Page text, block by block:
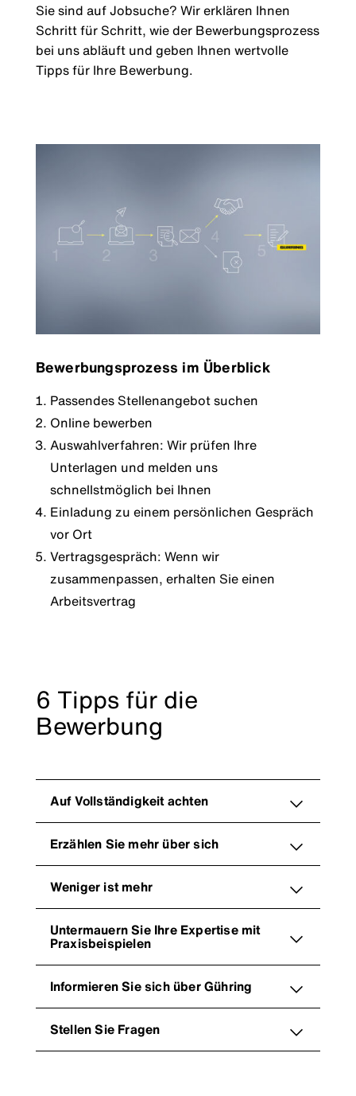
Sie sind auf Jobsuche? Wir erklären Ihnen
Schritt für Schritt, wie der Bewerbungsprozess
bei uns abläuft und geben Ihnen wertvolle
Tipps für Ihre Bewerbung.
Bewerbungsprozess im Überblick
Passendes Stellenangebot suchen
Online bewerben
Auswahlverfahren: Wir prüfen Ihre
Unterlagen und melden uns
schnellstmöglich bei Ihnen
Einladung zu einem persönlichen Gespräch
vor Ort
Vertragsgespräch: Wenn wir
zusammenpassen, erhalten Sie einen
Arbeitsvertrag
6 Tipps für die
Bewerbung
Auf Vollständigkeit achten
Erzählen Sie mehr über sich
Weniger ist mehr
Untermauern Sie Ihre Expertise mit
Praxisbeispielen
Informieren Sie sich über Gühring
Stellen Sie Fragen